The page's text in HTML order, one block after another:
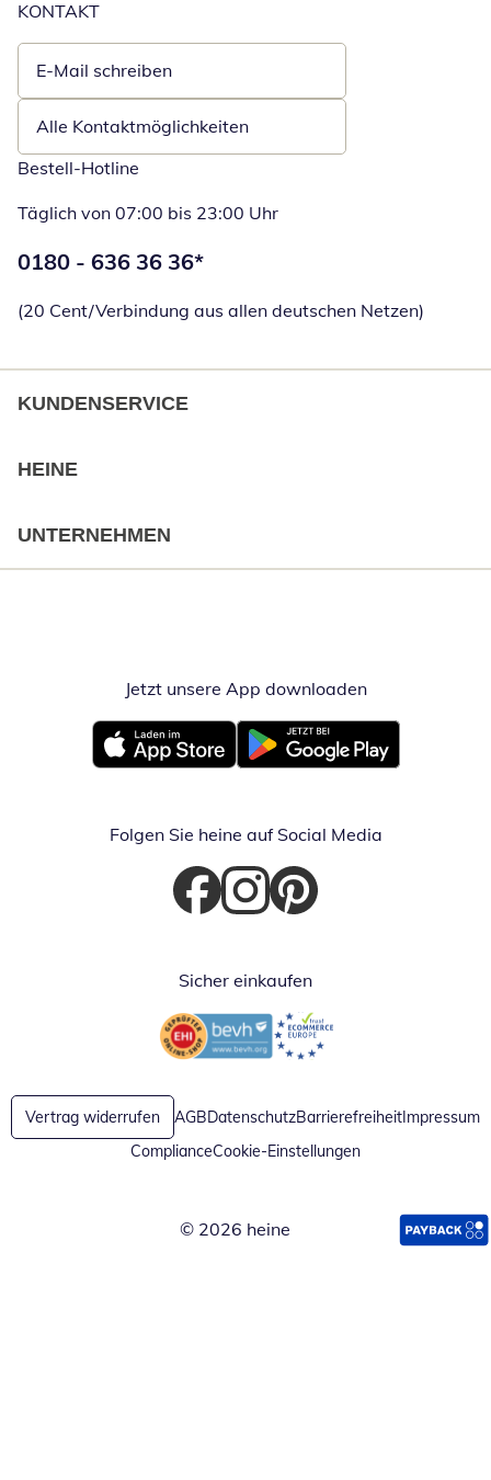
KONTAKT
E-Mail schreiben
Öffnet E-Mail-Client
Alle Kontaktmöglichkeiten
Bestell-Hotline
Täglich von 07:00 bis 23:00 Uhr
Telefonnummer:
0180 - 636 36 36*
(20 Cent/Verbindung aus allen deutschen Netzen)
KUNDENSERVICE
HEINE
UNTERNEHMEN
Jetzt unsere App downloadenÖffnet in
Öffnet in neuem FensterÖffnet in neuem Fenster
Folgen Sie heine auf Social Media
Öffnet in neuem Fenster
Öffnet in neuem Fenster
Öffnet in neuem Fenster
Sicher einkaufen
Öffnet in neuem FensterÖffnet in neuem Fenster
Vertrag widerrufen AGBDatenschutzBarrierefreiheitImpressum
ComplianceCookie-Einstellungen
© 2026 heine